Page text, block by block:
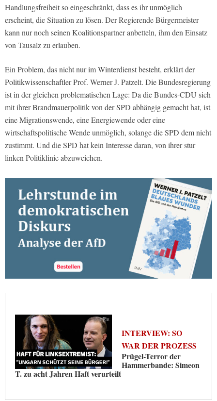
Handlungsfreiheit so eingeschränkt, dass es ihr unmöglich
erscheint, die Situation zu lösen. Der Regierende Bürgermeister
kann nur noch seinen Koalitionspartner anbetteln, ihm den Einsatz
von Tausalz zu erlauben.
Ein Problem, das nicht nur im Winterdienst besteht, erklärt der
Politikwissenschaftler Prof. Werner J. Patzelt. Die Bundesregierung
ist in der gleichen problematischen Lage: Da die Bundes-CDU sich
mit ihrer Brandmauerpolitik von der SPD abhängig gemacht hat, ist
eine Migrationswende, eine Energiewende oder eine
wirtschaftspolitische Wende unmöglich, solange die SPD dem nicht
zustimmt. Und die SPD hat kein Interesse daran, von ihrer stur
linken Politiklinie abzuweichen.
INTERVIEW: SO
WAR DER PROZESS
Prügel-Terror der
Hammerbande: Simeon
T. zu acht Jahren Haft verurteilt